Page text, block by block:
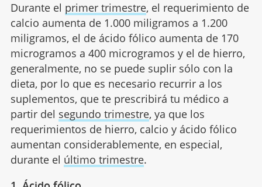
Durante el primer trimestre, el requerimiento de
calcio aumenta de 1.000 miligramos a 1.200
miligramos, el de ácido fólico aumenta de 170
microgramos a 400 microgramos y el de hierro,
generalmente, no se puede suplir sólo con la
dieta, por lo que es necesario recurrir a los
suplementos, que te prescribirá tu médico a
partir del segundo trimestre, ya que los
requerimientos de hierro, calcio y ácido fólico
aumentan considerablemente, en especial,
durante el último trimestre.